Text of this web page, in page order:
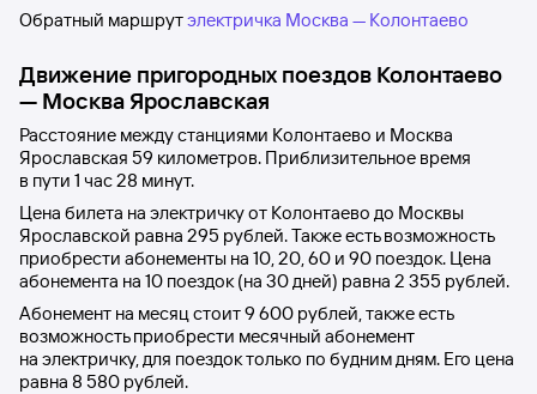
Обратный маршрутэлектричка Москва — Колонтаево
Движение пригородных поездов Колонтаево
— Москва Ярославская
Расстояние между станциями Колонтаево и Москва
Ярославская 59 километров. Приблизительное время
в пути 1 час 28 минут.
Цена билета на электричку от Колонтаево до Москвы
Ярославской равна 295 рублей. Также есть возможность
приобрести абонементы на 10, 20, 60 и 90 поездок. Цена
абонемента на 10 поездок (на 30 дней) равна 2 355 рублей.
Абонемент на месяц стоит9 600 рублей, также есть
возможность приобрести месячный абонемент
на электричку, для поездок только по будним дням. Его цена
равна 8 580 рублей.